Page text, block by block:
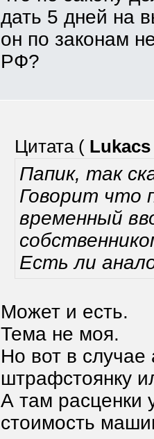
дать 5 дней на
он по законам
РФ?
Цитата ( Lukacs
Папик, так
Говорит что
временный
Есть ли
Может и есть.
Тема не моя.
Но вот в случае
штрафстоянку
А там расценки
стоимость